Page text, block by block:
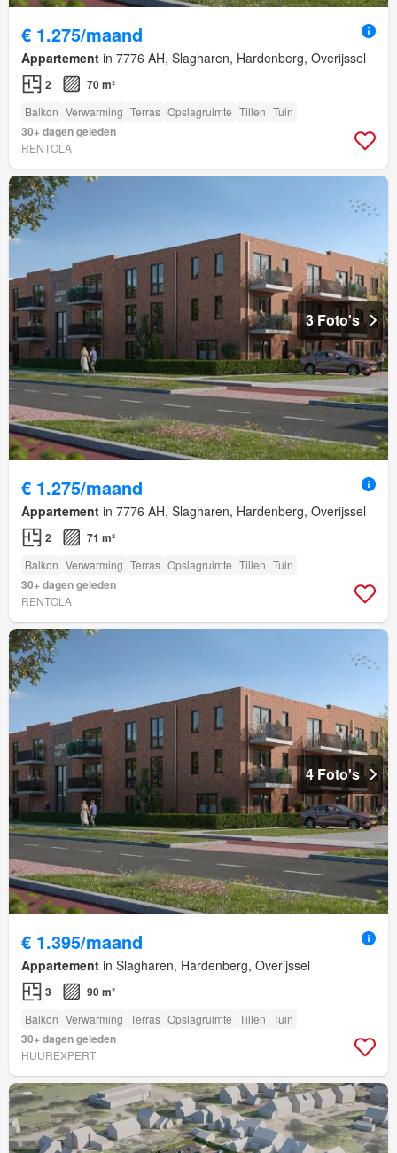
€ 1.275/maand
Appartement in 7776 AH, Slagharen, Hardenberg, Overijssel
2 70 m²
Balkon Verwarming Terras Opslagruimte Tillen Tuin
30+ dagen geleden
RENTOLA
3 Foto's
€ 1.275/maand
Appartement in 7776 AH, Slagharen, Hardenberg, Overijssel
2 71 m²
Balkon Verwarming Terras Opslagruimte Tillen Tuin
30+ dagen geleden
RENTOLA
4 Foto's
€ 1.395/maand
Appartement in Slagharen, Hardenberg, Overijssel
3 90 m²
Balkon Verwarming Terras Opslagruimte Tillen Tuin
30+ dagen geleden
HUUREXPERT